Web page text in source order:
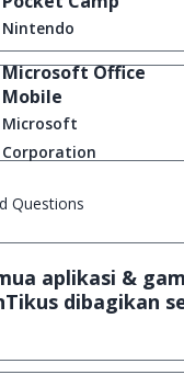
Nintendo
Microsoft Office
Mobile
Microsoft
Corporation
Questions
aplikasi &
dibagikan
membagikan